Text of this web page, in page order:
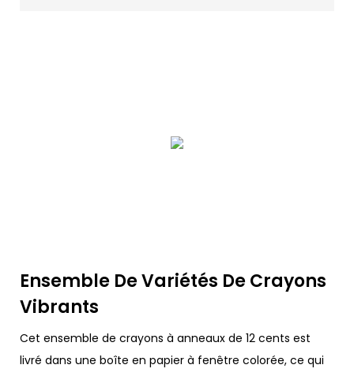
Ensemble De Variétés De Crayons
Vibrants
Cet ensemble de crayons à anneaux de 12 cents est
livré dans une boîte en papier à fenêtre colorée, ce qui